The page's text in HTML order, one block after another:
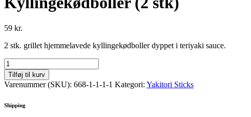
59 kr.
2 stk. grillet hjemmelavede kyllingekødboller dyppet i teriyaki sauce.
Kyllingekødboller
(2
stk)
antal
Tilføj til kurv
Varenummer (SKU): 668-1-1-1-1 Kategori: Yakitori Sticks
Shipping